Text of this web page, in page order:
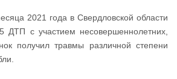
2021 года в Свердловской области
ДТП с участием несовершеннолетних,
получил травмы различной степени